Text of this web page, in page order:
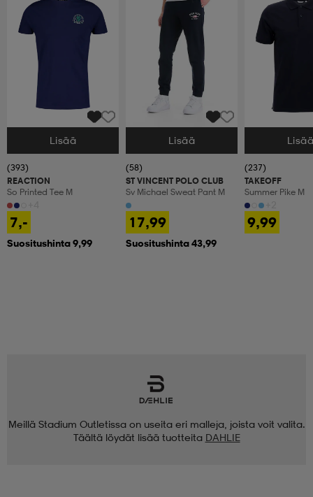
Valitse Koko
Lisää
(393)
REACTION
So Printed Tee M
7,-
Suositushinta 9,99
Valitse Koko
Lisää
(58)
ST VINCENT POLO CLUB
Sv Michael Sweat Pant M
17,99
Suositushinta 43,99
Valitse Koko
(237)
TAKEOFF
Summer Pike M
9,99
Meillä Stadium Outletissa on useita eri malleja, joista voit valita.
Täältä löydät lisää tuotteita DAHLIE